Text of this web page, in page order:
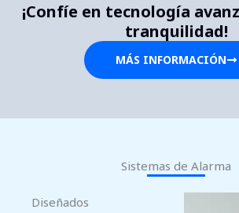
¡Confíe en tecnología
tranquilidad!
MÁS INFORMACIÓN
Sistemas de Alarma
Diseñados